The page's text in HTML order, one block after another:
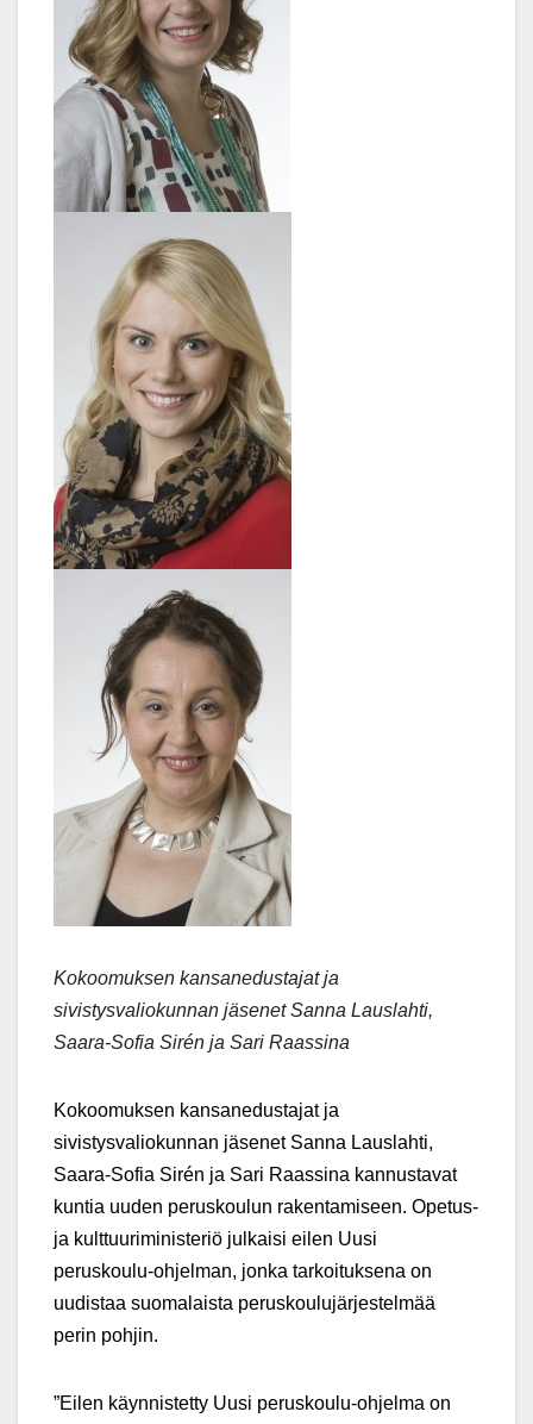
Kokoomuksen kansanedustajat ja
sivistysvaliokunnan jäsenet Sanna Lauslahti,
Saara-Sofia Sirén ja Sari Raassina
Kokoomuksen kansanedustajat ja
sivistysvaliokunnan jäsenet Sanna Lauslahti,
Saara-Sofia Sirén ja Sari Raassina kannustavat
kuntia uuden peruskoulun rakentamiseen. Opetus-
ja kulttuuriministeriö julkaisi eilen Uusi
peruskoulu-ohjelman, jonka tarkoituksena on
uudistaa suomalaista peruskoulujärjestelmää
perin pohjin.
”Eilen käynnistetty Uusi peruskoulu-ohjelma on